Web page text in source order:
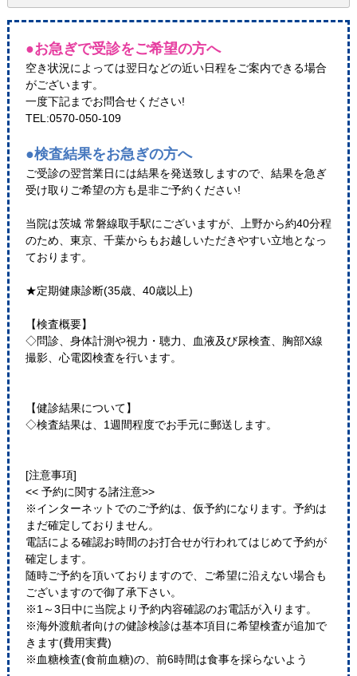
●お急ぎで受診をご希望の方へ
空き状況によっては翌日などの近い日程をご案内できる場合
がございます。
一度下記までお問合せください!
TEL:0570-050-109
●検査結果をお急ぎの方へ
ご受診の翌営業日には結果を発送致しますので、結果を急ぎ
受け取りご希望の方も是非ご予約ください!
当院は茨城 常磐線取手駅にございますが、上野から約40分程
のため、東京、千葉からもお越しいただきやすい立地となっ
ております。
★定期健康診断(35歳、40歳以上)
【検査概要】
◇問診、身体計測や視力・聴力、血液及び尿検査、胸部X線
撮影、心電図検査を行います。
【健診結果について】
◇検査結果は、1週間程度でお手元に郵送します。
[注意事項]
<< 予約に関する諸注意>>
※インターネットでのご予約は、仮予約になります。予約は
まだ確定しておりません。
電話による確認お時間のお打合せが行われてはじめて予約が
確定します。
随時ご予約を頂いておりますので、ご希望に沿えない場合も
ございますので御了承下さい。
※1～3日中に当院より予約内容確認のお電話が入ります。
※海外渡航者向けの健診検診は基本項目に希望検査が追加で
きます(費用実費)
※血糖検査(食前血糖)の、前6時間は食事を採らないよう